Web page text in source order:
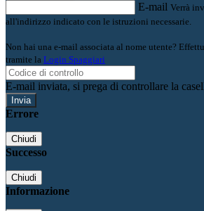
E-mail Verrà
all'indirizzo indicato con le istruzioni necessarie.
Non hai una e-mail associata al nome utente?
tramite la Login Spaggiari
E-mail inviata, si prega di controllare la
Errore
Chiudi
Successo
Chiudi
Informazione